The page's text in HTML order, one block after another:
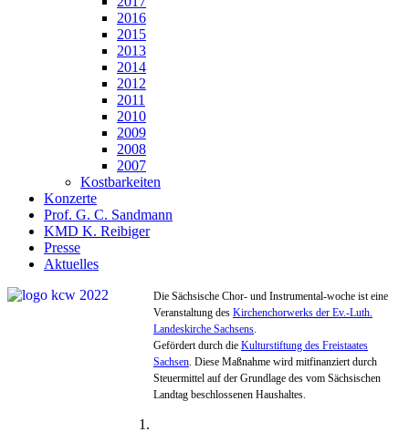
2016
2015
2013
2014
2012
2011
2010
2009
2008
2007
Kostbarkeiten
Konzerte
Prof. G. C. Sandmann
KMD K. Reibiger
Presse
Aktuelles
Die Sächsische Chor- und Instrumental-woche ist eine
Veranstaltung des Kirchenchorwerks der Ev.-Luth.
Landeskirche Sachsens.
Gefördert durch die Kulturstiftung des Freistaates
Sachsen. Diese Maßnahme wird mitfinanziert durch
Steuermittel auf der Grundlage des vom Sächsischen
Landtag beschlossenen Haushaltes.